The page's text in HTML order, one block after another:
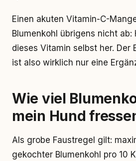
Einen akuten Vitamin-C-
Blumenkohl übrigens nicht ab:
dieses Vitamin selbst her. Der
ist also wirklich nur eine
Wie viel
mein Hund
Als grobe Faustregel gilt:
gekochter Blumenkohl pro 10